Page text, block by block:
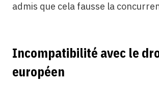
admis que cela fausse la
Incompatibilité avec le
européen